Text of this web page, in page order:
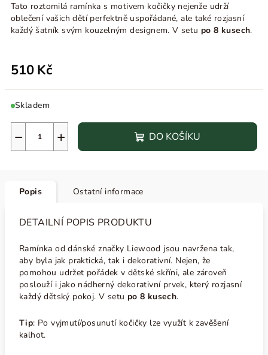
Tato roztomilá ramínka s motivem kočičky nejenže udrží
oblečení vašich dětí perfektně uspořádané, ale také rozjasní
každý šatník svým kouzelným designem. V setu po 8 kusech.
510 Kč
Skladem
+
− DO KOŠÍKU
Popis Ostatní informace
DETAILNÍ POPIS PRODUKTU
Ramínka od dánské značky Liewood jsou navržena tak,
aby byla jak praktická, tak i dekorativní. Nejen, že
pomohou udržet pořádek v dětské skříni, ale zároveň
poslouží i jako nádherný dekorativní prvek, který rozjasní
každý dětský pokoj. V setu po 8 kusech.
Tip: Po vyjmutí/posunutí kočičky lze využít k zavěšení
kalhot.